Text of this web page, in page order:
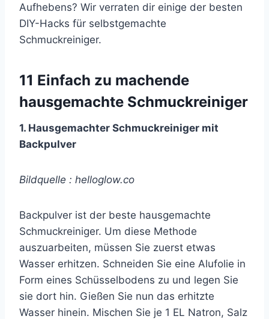
Aufhebens? Wir verraten dir einige der besten
DIY-Hacks für selbstgemachte
Schmuckreiniger.
11 Einfach zu machende
hausgemachte Schmuckreiniger
1. Hausgemachter Schmuckreiniger mit
Backpulver
Bildquelle : helloglow.co
Backpulver ist der beste hausgemachte
Schmuckreiniger. Um diese Methode
auszuarbeiten, müssen Sie zuerst etwas
Wasser erhitzen. Schneiden Sie eine Alufolie in
Form eines Schüsselbodens zu und legen Sie
sie dort hin. Gießen Sie nun das erhitzte
Wasser hinein. Mischen Sie je 1 EL Natron, Salz